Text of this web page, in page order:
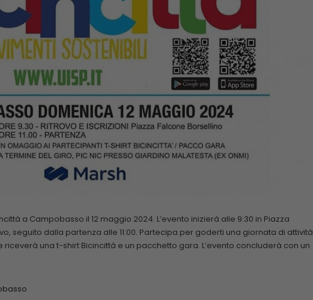
a Campobasso il 12 maggio 2024. L’evento inizierà alle 9:30 in Piazza
seguito dalla partenza alle 11:00. Partecipa per goderti una giornata di attività
una t-shirt Bicincittà e un pacchetto gara. L’evento concluderà con un